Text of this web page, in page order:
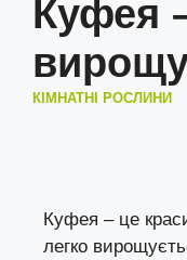
Куфея
КІМНАТНІ РОСЛИНИ
Куфея – це
легко